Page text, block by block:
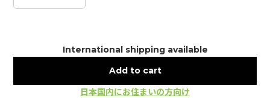
International shipping available
Add to cart
日本国内にお住まいの方向け